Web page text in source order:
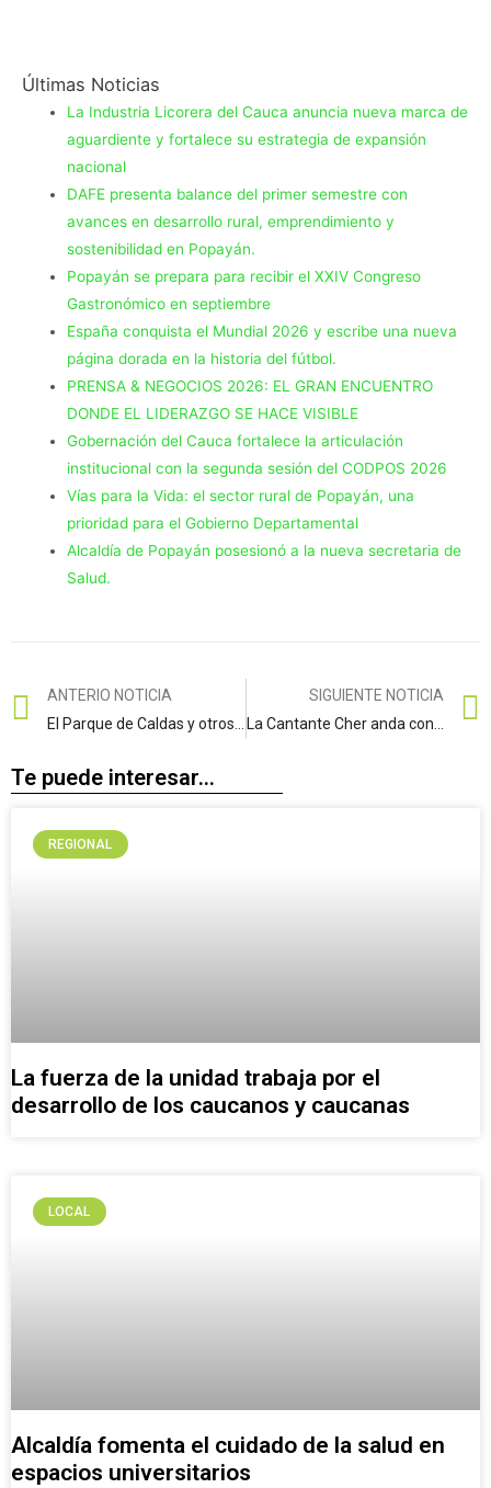
Últimas Noticias
La Industria Licorera del Cauca anuncia nueva marca de
aguardiente y fortalece su estrategia de expansión
nacional
DAFE presenta balance del primer semestre con
avances en desarrollo rural, emprendimiento y
sostenibilidad en Popayán.
Popayán se prepara para recibir el XXIV Congreso
Gastronómico en septiembre
España conquista el Mundial 2026 y escribe una nueva
página dorada en la historia del fútbol.
PRENSA & NEGOCIOS 2026: EL GRAN ENCUENTRO
DONDE EL LIDERAZGO SE HACE VISIBLE
Gobernación del Cauca fortalece la articulación
institucional con la segunda sesión del CODPOS 2026
Vías para la Vida: el sector rural de Popayán, una
prioridad para el Gobierno Departamental
Alcaldía de Popayán posesionó a la nueva secretaria de
Salud.
ANTERIO NOTICIA
SIGUIENTE NOTICIA
Te puede interesar...
REGIONAL
La fuerza de la unidad trabaja por el
desarrollo de los caucanos y caucanas
LOCAL
Alcaldía fomenta el cuidado de la salud en
espacios universitarios